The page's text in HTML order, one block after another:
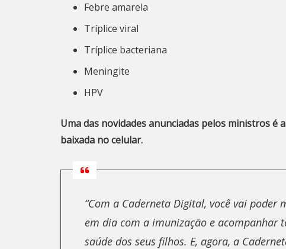
Febre amarela
Tríplice viral
Tríplice bacteriana
Meningite
HPV
Uma das novidades anunciadas pelos ministros é a
baixada no celular.
“Com a Caderneta Digital, você vai
em dia com a imunização e acompanhar
saúde dos seus filhos. E, agora, a